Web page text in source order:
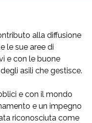
alla diffusione
le sue aree di
e con le buone
asili che gestisce.
e con il mondo
e un impegno
riconosciuta come